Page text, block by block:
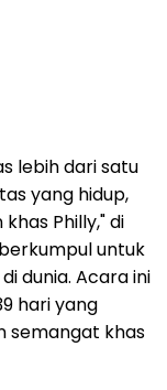
lebih dari satu
yang hidup,
Philly," di
untuk
dunia. Acara ini
hari yang
semangat khas